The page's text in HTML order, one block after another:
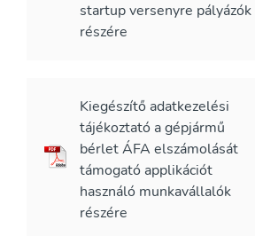
startup versenyre pályázók
részére
Kiegészítő adatkezelési
tájékoztató a gépjármű
bérlet ÁFA elszámolását
támogató applikációt
használó munkavállalók
részére